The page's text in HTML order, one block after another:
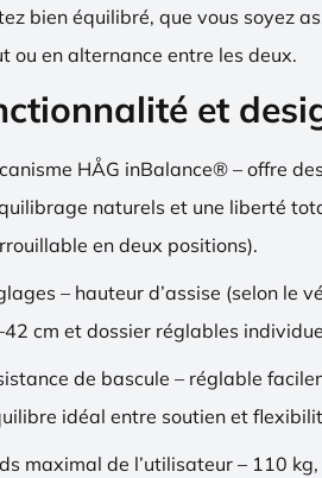
bien équilibré, que vous soyez
ou en alternance entre les deux.
et
HÅG inBalance® – offre
naturels et une liberté
en deux positions).
– hauteur d’assise (selon le
cm et dossier réglables
de bascule – réglable
idéal entre soutien et
maximal de l’utilisateur – 110